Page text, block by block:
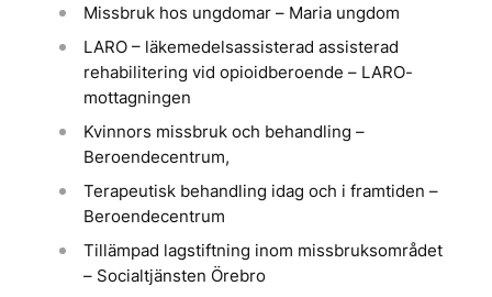
Missbruk hos ungdomar – Maria ungdom
LARO – läkemedelsassisterad assisterad
rehabilitering vid opioidberoende – LARO-
mottagningen
Kvinnors missbruk och behandling –
Beroendecentrum,
Terapeutisk behandling idag och i framtiden –
Beroendecentrum
Tillämpad lagstiftning inom missbruksområdet
– Socialtjänsten Örebro